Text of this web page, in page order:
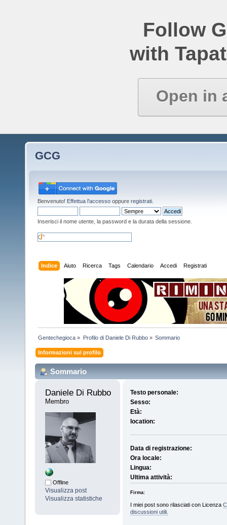
Follow
with
Open in
GCG
Benvenuto! Effettua l'accesso oppure registrati
Inserisci il nome utente, la password e la durata della sessione.
Indice Aiuto Ricerca Tags Calendario Accedi Registrati
Gentechegioca » Profilo di Daniele Di Rubbo» Sommario
Informazioni sul profilo
Sommario
Membro
Offline
Visualizza post
Visualizza statistiche
Testo personale:
Sesso:
Età:
location:
Data di registrazione:
Ora locale:
Lingua:
Ultima attività:
Firma:
I miei post sono rilasciati con Licenza
discussioni utili.